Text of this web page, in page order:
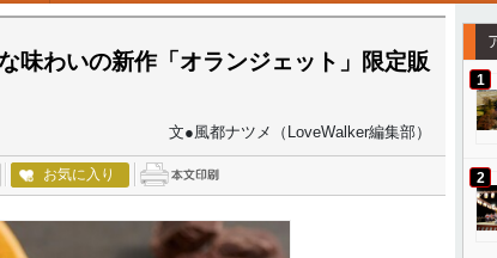
味わいの新作「オランジェット」限定販
文●風都ナツメ（LoveWalker編集部）
お気に入り
1
2